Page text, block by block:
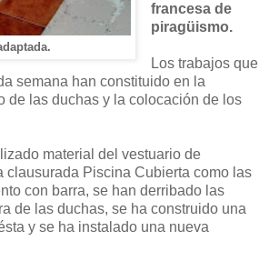
francesa de
piragüismo.
Los trabajos que
semana han constituido en la
de las duchas y la colocación de los
material del vestuario de
clausurada Piscina Cubierta como las
con barra, se han derribado las
de las duchas, se ha construido una
y se ha instalado una nueva